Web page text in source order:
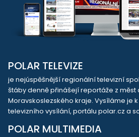
POLAR TELEVIZE
je nejúspěšnější regionální televizní
štáby denně přinášejí reportáže z měst
Moravskoslezského kraje. Vysíláme je
televizního vysílání, portálu polar.cz a
POLAR MULTIMEDIA